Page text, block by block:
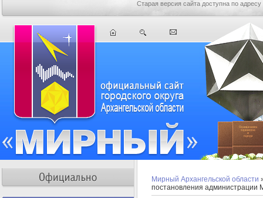
Старая версия сайта доступна по адресу
Мирный Архангельской области
постановления администрации